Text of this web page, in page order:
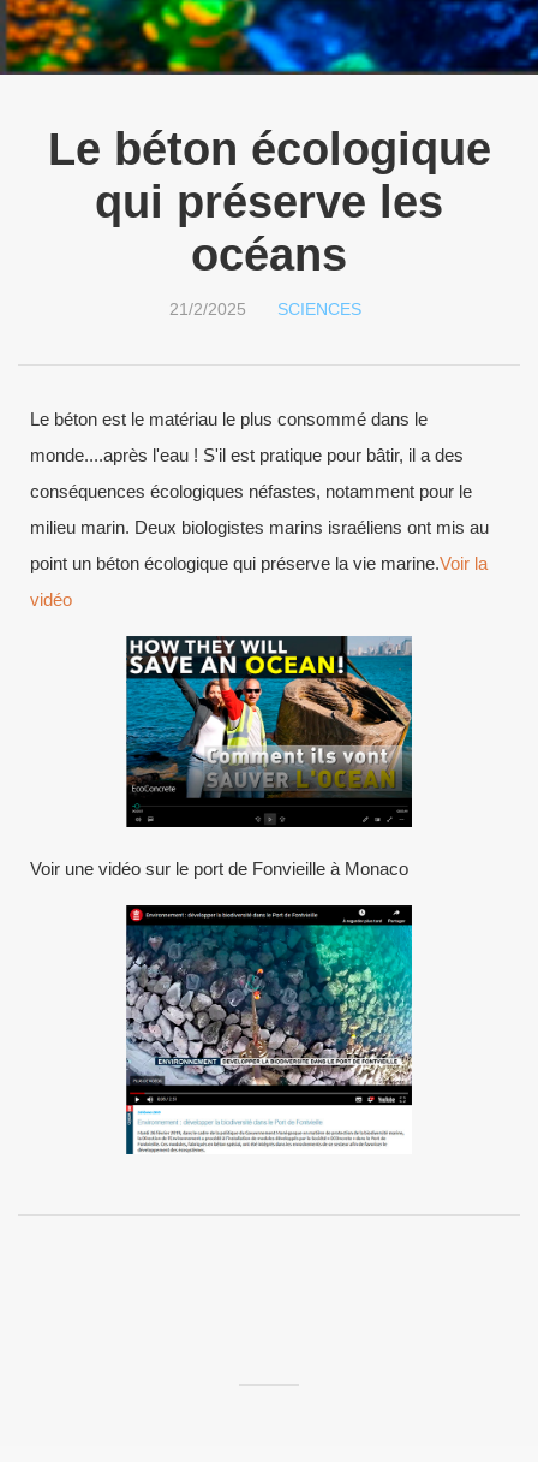
Le béton écologique
qui préserve les
océans
21/2/2025 SCIENCES
Le béton est le matériau le plus consommé dans le
monde....après l'eau ! S'il est pratique pour bâtir, il a des
conséquences écologiques néfastes, notamment pour le
milieu marin. Deux biologistes marins israéliens ont mis au
point un béton écologique qui préserve la vie marine.Voir la
vidéo
Voir une vidéo sur le port de Fonvieille à Monaco